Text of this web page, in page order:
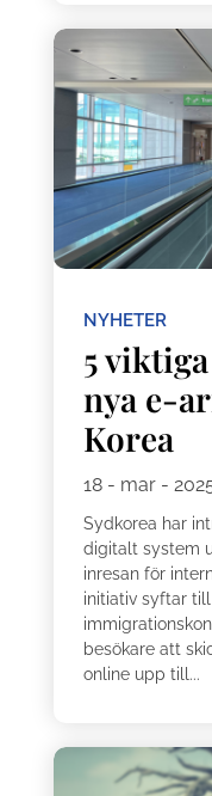
NYHETER
5
nya e-
Korea
18 - mar -
Sydkorea har
digitalt system
inresan för
initiativ syftar
besökare att
online upp till...